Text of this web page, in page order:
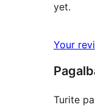
yet.
Your
Turite